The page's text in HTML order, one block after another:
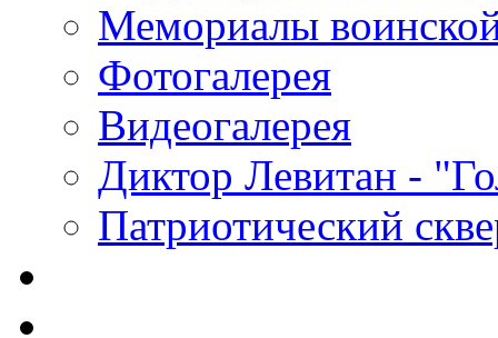
Мемориалы
Фотогалерея
Видеогалерея
Диктор Левитан -
Патриотический